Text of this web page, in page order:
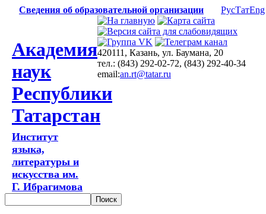
Сведения об образовательной организации РусТатEng
Академия
наук
Республики
Татарстан
Институт
языка,
литературы и
искусства им.
Г. Ибрагимова
420111, Казань, ул. Баумана, 20
тел.: (843) 292-02-72, (843) 292-40-34
email:an.rt@tatar.ru